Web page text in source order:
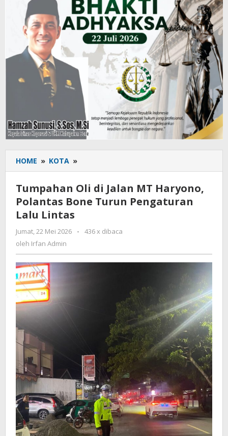
HOME » KOTA »
Oli
di
Jalan
MT
Bone
Pengaturan
Tumpahan Oli di Jalan MT Haryono,
Polantas Bone Turun Pengaturan
Lalu Lintas
Jumat, 22 Mei 2026
oleh
-
436 x dibaca
oleh Irfan Admin